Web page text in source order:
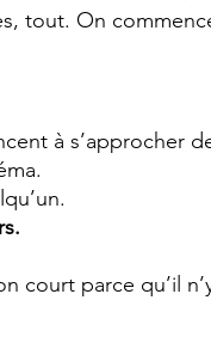
tout. On
à s’approcher
court parce qu’il